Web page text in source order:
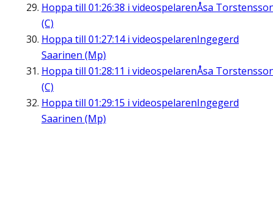
Hoppa till 01:26:38 i videospelarenÅsa
(C)
Hoppa till 01:27:14i videospelarenIngegerd
Saarinen (Mp)
Hoppa till 01:28:11 i videospelarenÅsa
(C)
Hoppa till 01:29:15 i videospelarenIngegerd
Saarinen (Mp)